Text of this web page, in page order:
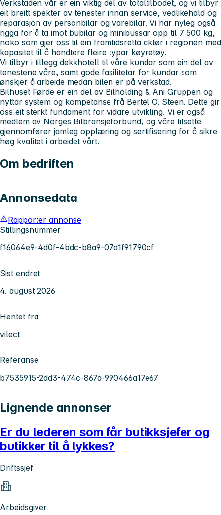
Verkstaden vår er ein viktig del av totaltilbodet, og vi tilbyr
eit breitt spekter av tenester innan service, vedlikehald og
reparasjon av personbilar og varebilar. Vi har nyleg også
rigga for å ta imot bubilar og minibussar opp til 7 500 kg,
noko som gjer oss til ein framtidsretta aktør i regionen med
kapasitet til å handtere fleire typar køyretøy.
Vi tilbyr i tillegg dekkhotell til våre kundar som ein del av
tenestene våre, samt gode fasilitetar for kundar som
ønskjer å arbeide medan bilen er på verkstad.
Bilhuset Førde er ein del av Bilholding & Ani Gruppen og
nyttar system og kompetanse frå Bertel O. Steen. Dette gir
oss eit sterkt fundament for vidare utvikling. Vi er også
medlem av Norges Bilbransjeforbund, og våre tilsette
gjennomfører jamleg opplæring og sertifisering for å sikre
høg kvalitet i arbeidet vårt.
Om bedriften
Annonsedata
Rapporter annonse
Stillingsnummer
f16064e9-4d0f-4bdc-b8a9-07a1f91790cf
Sist endret
4. august 2026
Hentet fra
vilect
Referanse
b7535915-2dd3-474c-867a-990466a17e67
Lignende annonser
Er du lederen som får butikksjefer og
butikker til å lykkes?
Driftssjef
Arbeidsgiver